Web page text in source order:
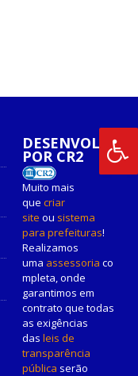
DESENVOLVIDO
POR CR2
Muito mais
que criar
site ou sistema
para prefeituras!
Realizamos
uma assessoria co
mpleta, onde
garantimos em
contrato que todas
as exigências
das leis de
transparência
pública serão